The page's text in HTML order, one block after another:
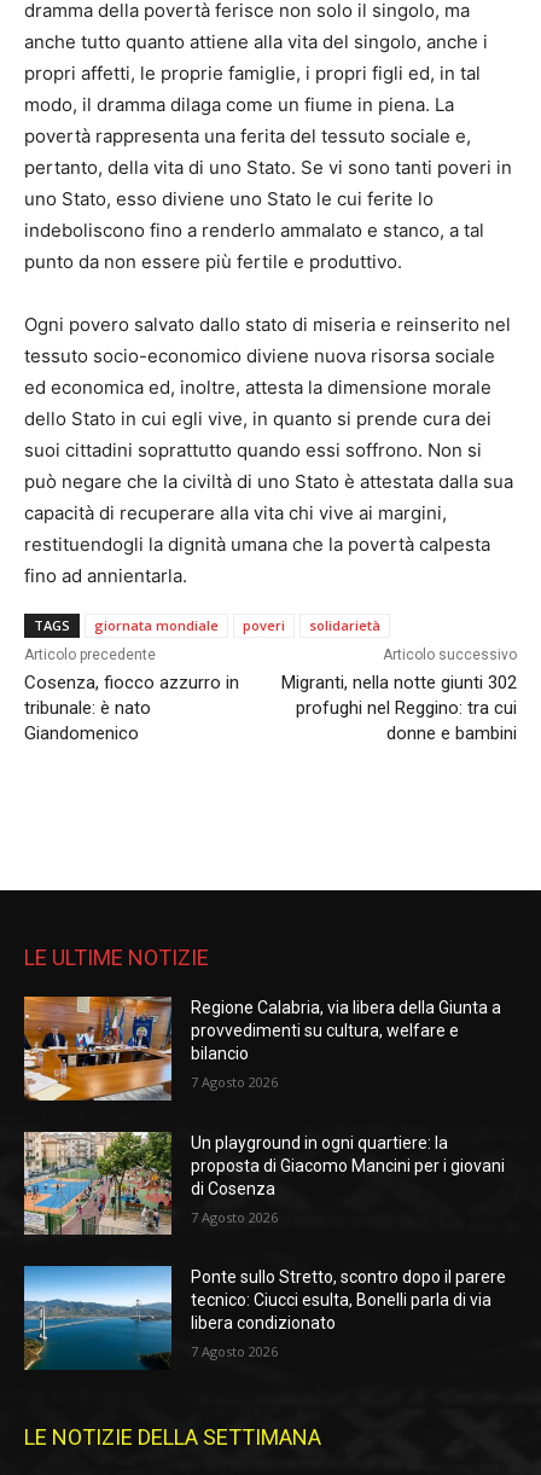
dramma della povertà ferisce non solo il singolo, ma
anche tutto quanto attiene alla vita del singolo, anche i
propri affetti, le proprie famiglie, i propri figli ed, in tal
modo, il dramma dilaga come un fiume in piena. La
povertà rappresenta una ferita del tessuto sociale e,
pertanto, della vita di uno Stato. Se vi sono tanti poveri in
uno Stato, esso diviene uno Stato le cui ferite lo
indeboliscono fino a renderlo ammalato e stanco, a tal
punto da non essere più fertile e produttivo.
Ogni povero salvato dallo stato di miseria e reinserito nel
tessuto socio-economico diviene nuova risorsa sociale
ed economica ed, inoltre, attesta la dimensione morale
dello Stato in cui egli vive, in quanto si prende cura dei
suoi cittadini soprattutto quando essi soffrono. Non si
può negare che la civiltà di uno Stato è attestata dalla sua
capacità di recuperare alla vita chi vive ai margini,
restituendogli la dignità umana che la povertà calpesta
fino ad annientarla.
TAGS giornata mondiale poveri solidarietà
Articolo precedente
Cosenza, fiocco azzurro in
tribunale: è nato
Giandomenico
Articolo successivo
Migranti, nella notte giunti 302
profughi nel Reggino: tra cui
donne e bambini
LE ULTIME NOTIZIE
Regione Calabria, via libera della Giunta a
provvedimenti su cultura, welfare e
bilancio
7 Agosto 2026
Un playground in ogni quartiere: la
proposta di Giacomo Mancini per i giovani
di Cosenza
7 Agosto 2026
Ponte sullo Stretto, scontro dopo il parere
tecnico: Ciucci esulta, Bonelli parla di via
libera condizionato
7 Agosto 2026
LE NOTIZIE DELLA SETTIMANA